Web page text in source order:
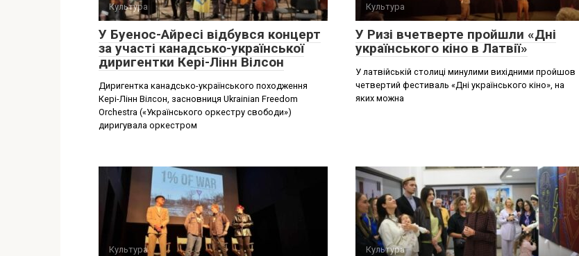
Культура
У Буенос-Айресі відбувся концерт
за участі канадсько-української
диригентки Кері-Лінн Вілсон
Диригентка канадсько-українського походження
Кері-Лінн Вілсон, засновниця Ukrainian Freedom
Orchestra («Українського оркестру свободи»)
диригувала оркестром
Культура
У Ризі вчетверте пройшли «Дні
українського кіно в Латвії»
У латвійській столиці минулими вихідними пройшов
четвертий фестиваль «Дні українського кіно», на
яких можна
Культура Культура